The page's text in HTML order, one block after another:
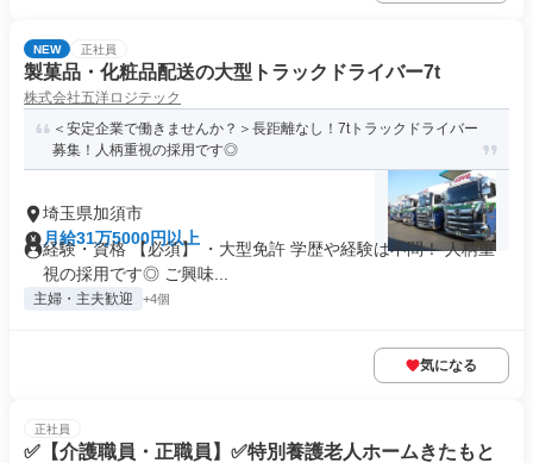
NEW 正社員
製菓品・化粧品配送の大型トラックドライバー7t
株式会社五洋ロジテック
＜安定企業で働きませんか？＞長距離なし！7tトラックドライバー
募集！人柄重視の採用です◎
埼玉県加須市
月給31万5000円以上
経験・資格 【必須】 ・大型免許 学歴や経験は不問！ 人柄重
視の採用です◎ ご興味...
主婦・主夫歓迎 +4個
気になる
正社員
✅【介護職員・正職員】✅特別養護老人ホームきたもと